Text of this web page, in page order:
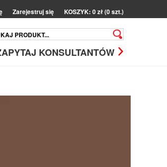
Zarejestruj się KOSZYK: 0 zł (0 szt.)
KONSULTANTÓW